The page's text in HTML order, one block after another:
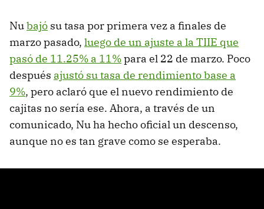
Nubajó su tasa por primera vez a finales de
marzo pasado, luego de un ajuste a la TIIE que
pasó de 11.25% a 11%para el 22 de marzo. Poco
después ajustó su tasa de rendimiento base a
9%, pero aclaró que el nuevo rendimiento de
cajitas no sería ese. Ahora, a través de un
comunicado, Nu ha hecho oficial un descenso,
aunque no es tan grave como se esperaba.